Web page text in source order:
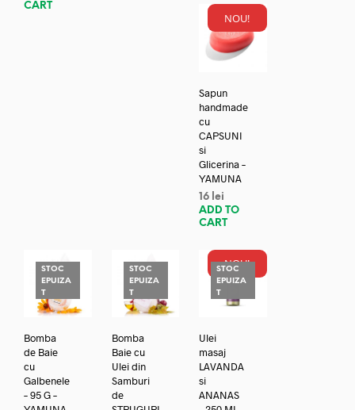
CART
NOU!
Sapun
handmade
cu
CAPSUNI
si
Glicerina –
YAMUNA
16 lei
ADD TO
CART
STOC
EPUIZA
T
Bomba
de Baie
cu
Galbenele
– 95 G –
STOC
EPUIZA
T
Bomba
Baie cu
Ulei din
Samburi
de
NOU!
STOC
EPUIZA
T
Ulei
masaj
LAVANDA
si
ANANAS